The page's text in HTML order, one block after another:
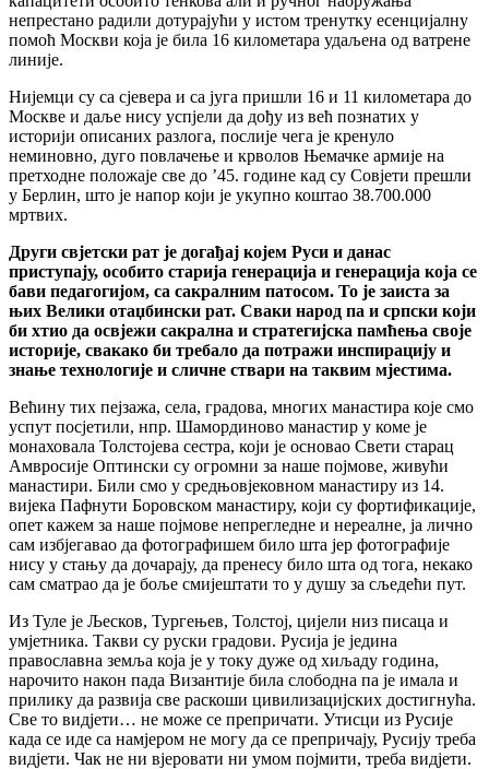
непрестано радили дотурајући у истом тренутку есенцијалну
помоћ Москви која је била 16 километара удаљена од ватрене
линије.
Нијемци су са сјевера и са југа пришли 16 и 11 километара до
Москве и даље нису успјели да дођу из већ познатих у
историји описаних разлога, послије чега је кренуло
неминовно, дуго повлачење и крволов Њемачке армије на
претходне положаје све до ’45. године кад су Совјети прешли
у Берлин, што је напор који је укупно коштао 38.700.000
мртвих.
Други свјетски рат је догађај којем Руси и данас
приступају, особито старија генерација и генерација која се
бави педагогијом, са сакралним патосом. То је заиста за
њих Велики отаџбински рат. Сваки народ па и српски који
би хтио да освјежи сакрална и стратегијска памћења своје
историје, свакако би требало да потражи инспирацију и
знање технологије и сличне ствари на таквим мјестима.
Већину тих пејзажа, села, градова, многих манастира које смо
успут посјетили, нпр. Шамординово манастир у коме је
монаховала Толстојева сестра, који је основао Свети старац
Амвросије Оптински су огромни за наше појмове, живући
манастири. Били смо у средњовјековном манастиру из 14.
вијека Пафнути Боровском манастиру, који су фортификације,
опет кажем за наше појмове непрегледне и нереалне, ја лично
сам избјегавао да фотографишем било шта јер фотографије
нису у стању да дочарају, да пренесу било шта од тога, некако
сам сматрао да је боље смијештати то у душу за сљедећи пут.
Из Туле је Љесков, Тургењев, Толстој, цијели низ писаца и
умјетника. Такви су руски градови. Русија је једина
православна земља која је у току дуже од хиљаду година,
нарочито након пада Византије била слободна па је имала и
прилику да развија све раскоши цивилизацијских достигнућа.
Све то видјети… не може се препричати. Утисци из Русије
када се иде са намјером не могу да се препричају, Русију треба
видјети. Чак не ни вјеровати ни умом појмити, треба видјети.